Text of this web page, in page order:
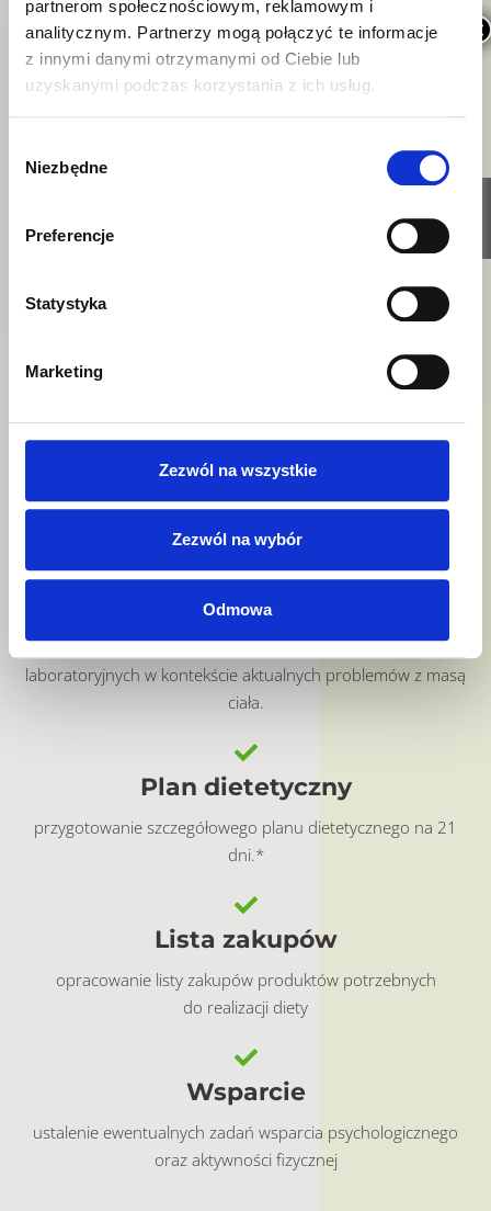
partnerom społecznościowym, reklamowym i
analitycznym. Partnerzy mogą połączyć te informacje
z innymi danymi otrzymanymi od Ciebie lub
uzyskanymi podczas korzystania z ich usług.
zgody
Niezbędne
Preferencje
Statystyka
Marketing
Zezwól na wszystkie
Zezwól na wybór
Odmowa
WIZYTĘ
analizę masy i składu ciała na analizatorze InBody
przedstawienie celu terapii i prognoz dotyczących tempa
szczegółowy wywiad medyczny i żywieniowy
analiza nawyków żywieniowych i stylu życia mogących mieć
Analiza badań
zlecenie i późniejsza analiza odpowiednich badań
laboratoryjnych w kontekście aktualnych problemów z masą
ciała.
Plan dietetyczny
przygotowanie szczegółowego planu dietetycznego na 21
dni.*
Lista zakupów
opracowanie listy zakupów produktów potrzebnych
do realizacji diety
Wsparcie
ustalenie ewentualnych zadań wsparcia psychologicznego
oraz aktywności fizycznej
×